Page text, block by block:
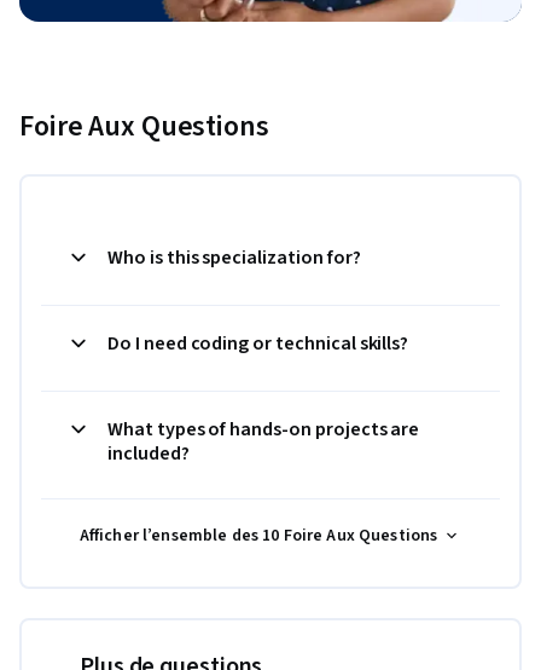
Foire Aux Questions
Who is this specialization for?
Do I need coding or technical skills?
What types of hands-on projects are
included?
Afficher l’ensemble des 10 Foire Aux Questions